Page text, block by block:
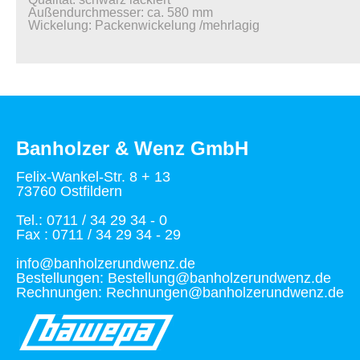
Außendurchmesser: ca. 580 mm
Wickelung: Packenwickelung /mehrlagig
Banholzer & Wenz GmbH
Felix-Wankel-Str. 8 + 13
73760 Ostfildern
Tel.: 0711 / 34 29 34 - 0
Fax : 0711 / 34 29 34 - 29
info@banholzerundwenz.de
Bestellungen: Bestellung@banholzerundwenz.de
Rechnungen: Rechnungen@banholzerundwenz.de